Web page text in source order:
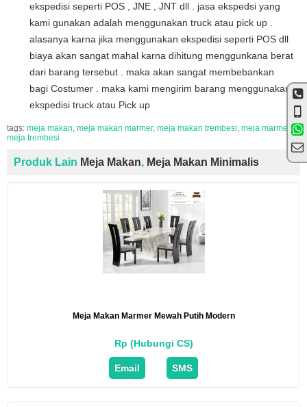
ekspedisi seperti POS , JNE , JNT dll . jasa ekspedsi yang
kami gunakan adalah menggunakan truck atau pick up .
alasanya karna jika menggunakan ekspedisi seperti POS dll
biaya akan sangat mahal karna dihitung menggunkana berat
dari barang tersebut . maka akan sangat membebankan
bagi Costumer . maka kami mengirim barang menggunakan
ekspedisi truck atau Pick up
tags: meja makan, meja makan marmer, meja makan trembesi, meja marmer ,
meja trembesi
Produk Lain Meja Makan, Meja Makan Minimalis
Meja Makan Marmer Mewah Putih Modern
Rp (Hubungi CS)
Email SMS